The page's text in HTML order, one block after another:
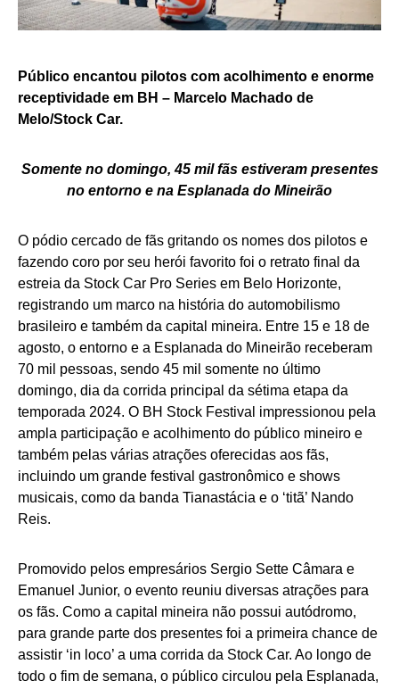
Público encantou pilotos com acolhimento e enorme
receptividade em BH – Marcelo Machado de
Melo/Stock Car.
Somente no domingo, 45 mil fãs estiveram presentes
no entorno e na Esplanada do Mineirão
O pódio cercado de fãs gritando os nomes dos pilotos e
fazendo coro por seu herói favorito foi o retrato final da
estreia da Stock Car Pro Series em Belo Horizonte,
registrando um marco na história do automobilismo
brasileiro e também da capital mineira. Entre 15 e 18 de
agosto, o entorno e a Esplanada do Mineirão receberam
70 mil pessoas, sendo 45 mil somente no último
domingo, dia da corrida principal da sétima etapa da
temporada 2024. O BH Stock Festival impressionou pela
ampla participação e acolhimento do público mineiro e
também pelas várias atrações oferecidas aos fãs,
incluindo um grande festival gastronômico e shows
musicais, como da banda Tianastácia e o ‘titã’ Nando
Reis.
Promovido pelos empresários Sergio Sette Câmara e
Emanuel Junior, o evento reuniu diversas atrações para
os fãs. Como a capital mineira não possui autódromo,
para grande parte dos presentes foi a primeira chance de
assistir ‘in loco’ a uma corrida da Stock Car. Ao longo de
todo o fim de semana, o público circulou pela Esplanada,